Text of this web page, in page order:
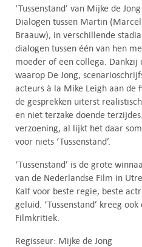
‘Tussenstand’ van Mijke de
Dialogen tussen Martin
Braauw), in verschillende
dialogen tussen één van hen
moeder of een collega.
waarop De Jong,
acteurs à la Mike Leigh aan de
de gesprekken uiterst
en niet terzake doende
verzoening, al lijkt het daar
voor niets ‘Tussenstand’.
‘Tussenstand’ is de grote
van de Nederlandse Film in
Kalf voor beste regie, beste
geluid. ‘Tussenstand’ kreeg
Filmkritiek.
Regisseur: Mijke de Jong